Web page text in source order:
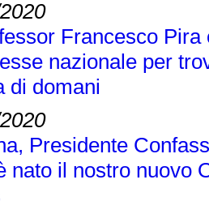
Francesco
nazionale per
di domani
Presidente
nato il nostro nuovo